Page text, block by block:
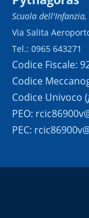
Scuola
Via Salita
Tel.: 0965 643271
Codice Fiscale:
Codice
Codice Univoco (
PEO:
PEC: